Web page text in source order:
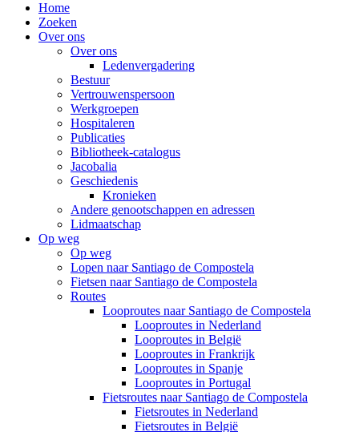
Home
Zoeken
Over ons
Over ons
Ledenvergadering
Bestuur
Vertrouwenspersoon
Werkgroepen
Hospitaleren
Publicaties
Bibliotheek-catalogus
Jacobalia
Geschiedenis
Kronieken
Andere genootschappen en adressen
Lidmaatschap
Op weg
Op weg
Lopen naar Santiago de Compostela
Fietsen naar Santiago de Compostela
Routes
Looproutes naar Santiago de Compostela
Looproutes in Nederland
Looproutes in België
Looproutes in Frankrijk
Looproutes in Spanje
Looproutes in Portugal
Fietsroutes naar Santiago de Compostela
Fietsroutes in Nederland
Fietsroutes in België